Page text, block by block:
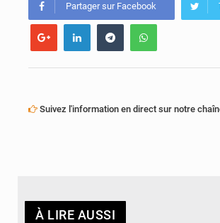
Partager sur Facebook
Suivez l'information en direct sur notre
À LIRE AUSSI